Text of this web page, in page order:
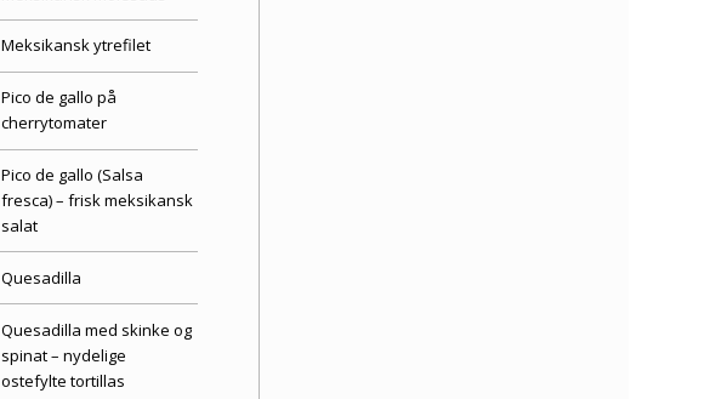
Meksikansk ytrefilet
Pico de gallo på
cherrytomater
Pico de gallo (Salsa
fresca) – frisk meksikansk
salat
Quesadilla
Quesadilla med skinke og
spinat – nydelige
ostefylte tortillas